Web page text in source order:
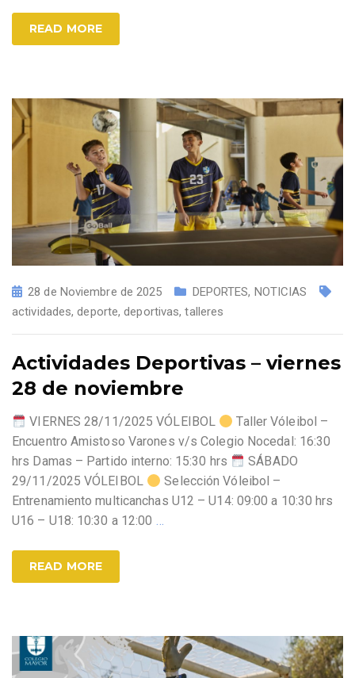
READ MORE
28 de Noviembre de 2025 DEPORTES, NOTICIAS
actividades,deporte,deportivas,talleres
Actividades Deportivas – viernes
28 de noviembre
VIERNES 28/11/2025 VÓLEIBOL
Taller Vóleibol –
Encuentro Amistoso Varones v/s Colegio Nocedal: 16:30
hrs Damas – Partido interno: 15:30 hrs
SÁBADO
29/11/2025 VÓLEIBOL
Selección Vóleibol –
Entrenamiento multicanchas U12 – U14: 09:00 a 10:30 hrs
U16 – U18: 10:30 a 12:00 …
READ MORE